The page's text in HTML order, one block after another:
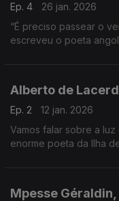
Ep. 4
26 jan. 2026
“É preciso passear o
escreveu o poeta
Alberto de
Ep. 2
12 jan. 2026
Vamos falar sobre a
enorme poeta da Ilha
Mpesse Géraldin,